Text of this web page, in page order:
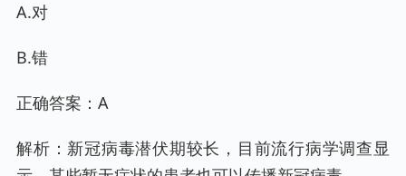
A.对
B.错
正确答案：A
解析：新冠病毒潜伏期较长，目前流行病学调查显